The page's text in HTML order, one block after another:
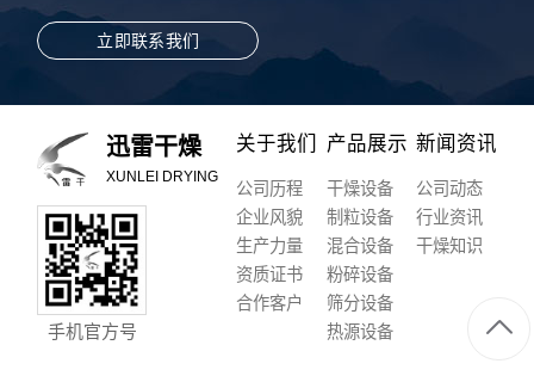
立即联系我们
迅雷干燥
XUNLEI DRYING
手机官方号
关于我们
公司历程
企业风貌
生产力量
资质证书
合作客户
产品展示
干燥设备
制粒设备
混合设备
粉碎设备
筛分设备
热源设备
新闻资讯
公司动态
行业资讯
干燥知识